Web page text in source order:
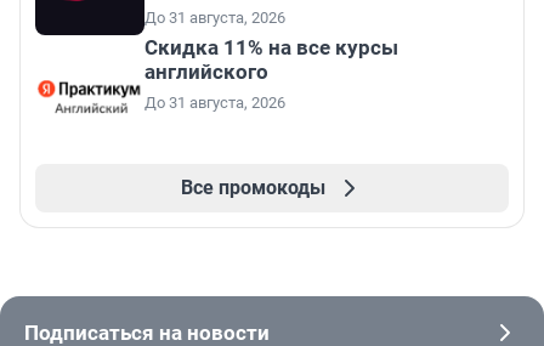
До 31 августа, 2026
Скидка 11% на все курсы
английского
До 31 августа, 2026
Все промокоды
Подписаться на новости